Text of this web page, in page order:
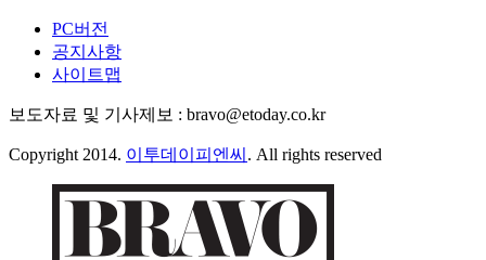
PC버전
공지사항
사이트맵
보도자료 및 기사제보 : bravo@etoday.co.kr
Copyright 2014. 이투데이피엔씨 . All rights reserved